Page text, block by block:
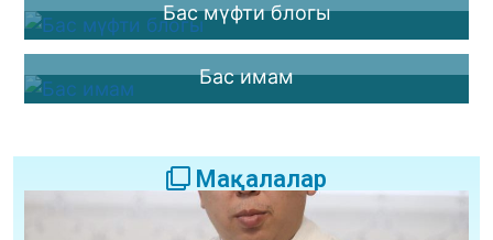
Бас мүфти блогы
Бас имам
Мақалалар